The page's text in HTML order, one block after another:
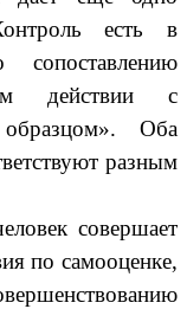
есть в
действии с
Оба
разным
совершает
по самооценке,